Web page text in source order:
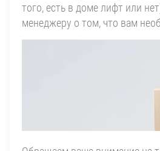
того, есть в доме лифт или
менеджеру о том, что вам